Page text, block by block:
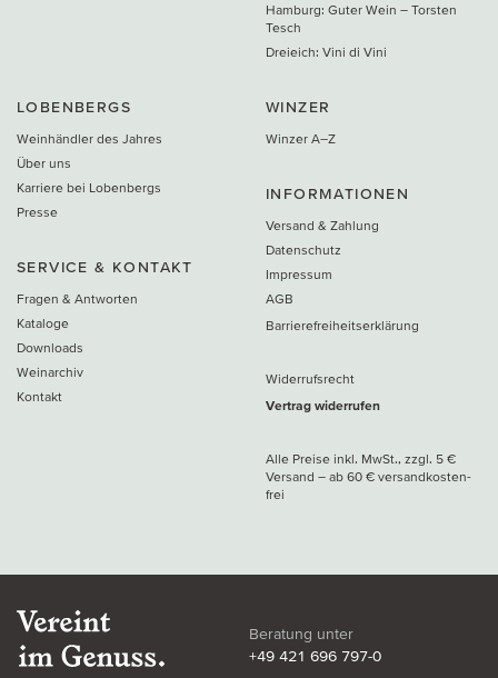
Hamburg: Guter Wein – Torsten
Tesch
Dreieich: Vini di Vini
LOBENBERGS
Weinhändler des Jahres
Über uns
Karriere bei Lobenbergs
Presse
SERVICE & KONTAKT
Fragen & Antworten
Kataloge
Downloads
Weinarchiv
Kontakt
WINZER
Winzer A–Z
INFORMATIONEN
Versand & Zahlung
Datenschutz
Impressum
AGB
Barrierefreiheitserklärung
Widerrufsrecht
Vertrag widerrufen
Alle Preise inkl. MwSt., zzgl. 5 €
Versand – ab 60 € versand­kosten­
frei
Beratung unter
+49 421 696 797-0